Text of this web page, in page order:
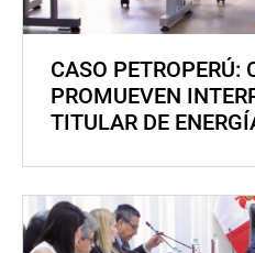
CASO PETROPERÚ:
PROMUEVEN
TITULAR DE